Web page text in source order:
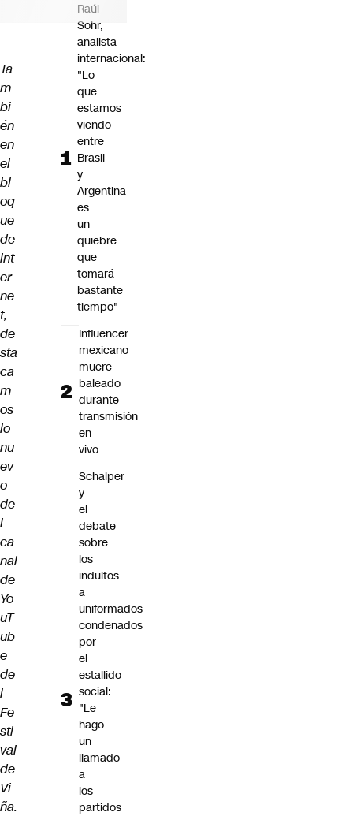
Ta
m
bi
én
en
el
bl
oq
ue
de
int
er
ne
t,
de
sta
ca
m
os
lo
nu
ev
o
de
l
ca
nal
de
Yo
uT
ub
e
de
l
Fe
sti
val
de
Vi
ña.
Raúl
Sohr,
analista
internacional:
"Lo
que
estamos
viendo
entre
Brasil
y
Argentina
es
un
quiebre
que
tomará
bastante
tiempo"
Influencer
mexicano
muere
baleado
durante
transmisión
en
vivo
Schalper
y
el
debate
sobre
los
indultos
a
uniformados
condenados
por
el
estallido
social:
"Le
hago
un
llamado
a
los
partidos